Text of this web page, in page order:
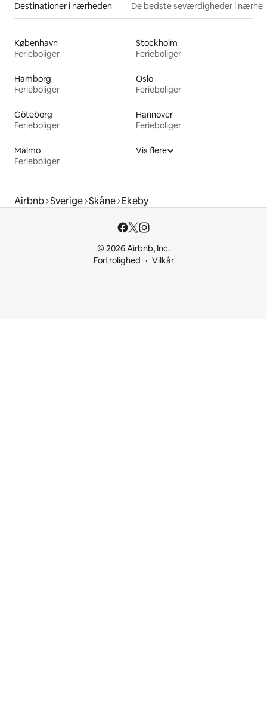
Destinationer i nærheden De bedste seværdigheder i
København
Ferieboliger
Stockholm
Ferieboliger
Hamborg
Ferieboliger
Oslo
Ferieboliger
Göteborg
Ferieboliger
Hannover
Ferieboliger
Malmo
Ferieboliger
Vis flere
Airbnb Sverige Skåne Ekeby
© 2026 Airbnb, Inc.
Fortrolighed
Vilkår